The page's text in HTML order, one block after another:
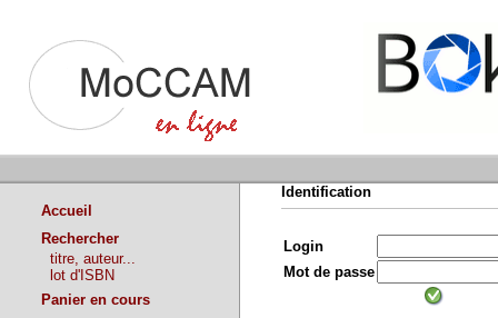
Accueil
Rechercher
titre, auteur...
lot d'ISBN
Panier en cours
Identification
Login
Mot de passe